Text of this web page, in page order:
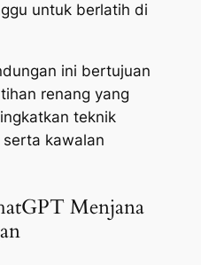
untuk berlatih di
ini bertujuan
renang yang
teknik
kawalan
Menjana